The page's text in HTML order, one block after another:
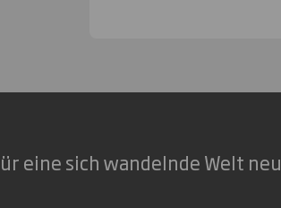
eine sich wandelnde Welt neu